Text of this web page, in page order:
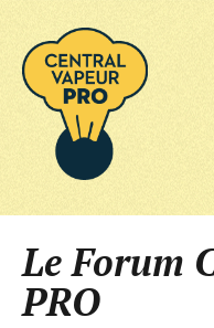
Le Forum
PRO